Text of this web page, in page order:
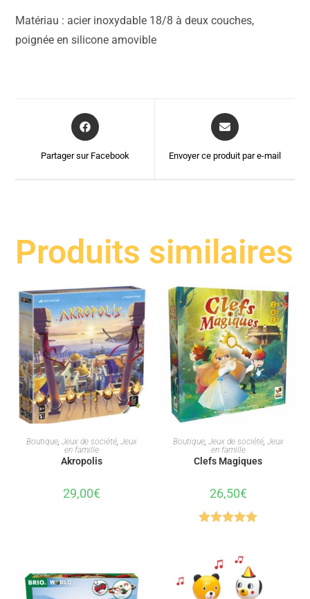
Matériau : acier inoxydable 18/8 à deux couches,
poignée en silicone amovible
Partager sur Facebook Envoyer ce produit par e-mail
Produits similaires
AJOUTER AU PANIER
Boutique,Jeux de société,Jeux
en famille
Akropolis
29,00€
AJOUTER AU PANIER
Boutique, Jeux de société, Jeux
en famille
Clefs Magiques
26,50€